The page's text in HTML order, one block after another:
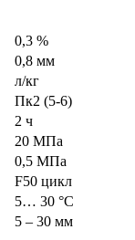
0,3 %
0,8 мм
л/кг
Пк2 (5-6)
2 ч
20 МПа
0,5 МПа
F50 цикл
5… 30 °С
5 – 30 мм